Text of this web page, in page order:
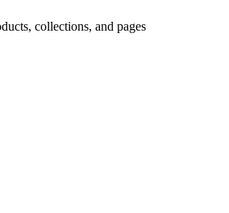
collections, and pages